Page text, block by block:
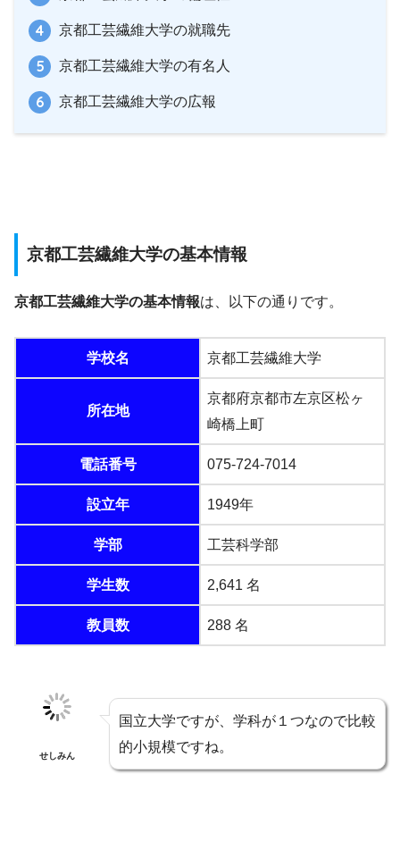
京都工芸繊維大学の就職先
京都工芸繊維大学の有名人
京都工芸繊維大学の広報
京都工芸繊維大学の基本情報
京都工芸繊維大学の基本情報は、以下の通りです。
学校名 京都工芸繊維大学
所在地
京都府京都市左京区松ヶ
崎橋上町
電話番号 075-724-7014
設立年 1949年
学部 工芸科学部
学生数 2,641 名
教員数 288 名
せしみん
国立大学ですが、学科が１つなので比較
的小規模ですね。